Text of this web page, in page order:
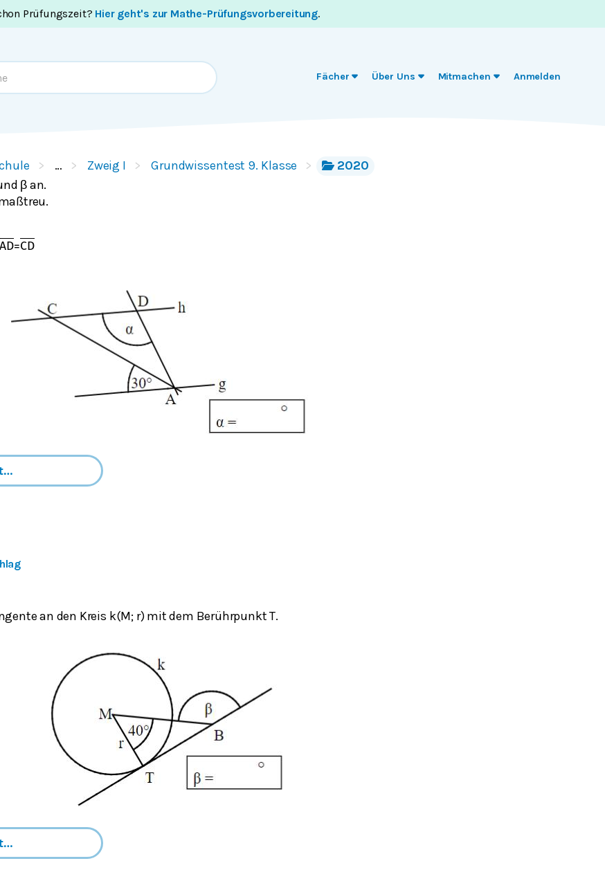
Prüfungszeit? Hier geht's zur Mathe-Prüfungsvorbereitung.
Fächer Über Uns Mitmachen Anmelden
… Zweig I Grundwissentest 9. Klasse
2020
β an.
AD=CD
an den Kreis k(M; r) mit dem Berührpunkt T.